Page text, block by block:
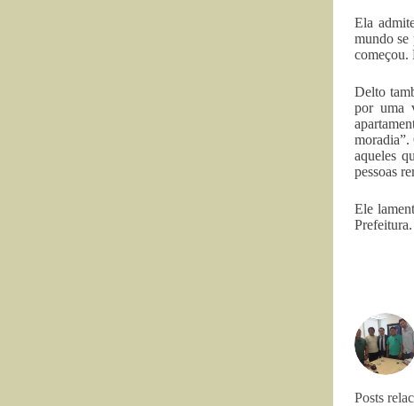
Ela
mundo se
começou.
Delto
por uma
aqueles
pessoas
Ele
Posts